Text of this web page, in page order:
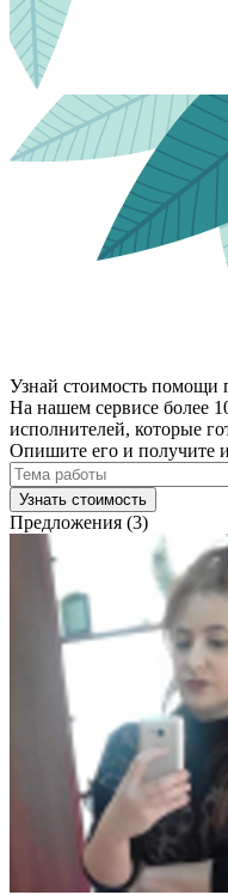
Узнай стоимость помощи
На нашем сервисе более
исполнителей, которые
Опишите его и получите
Узнать стоимость
Предложения (3)